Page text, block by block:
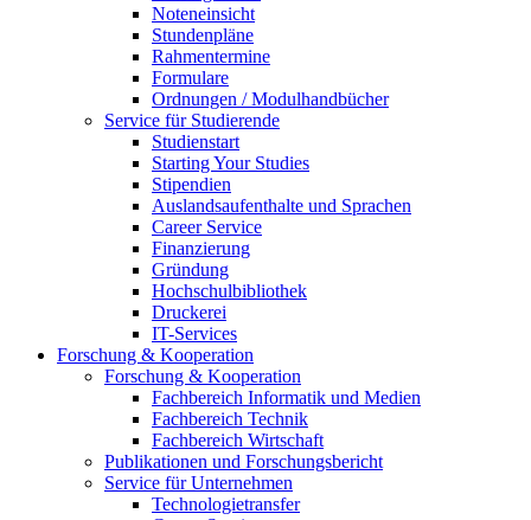
Noteneinsicht
Stundenpläne
Rahmentermine
Formulare
Ordnungen / Modulhandbücher
Service für Studierende
Studienstart
Starting Your Studies
Stipendien
Auslandsaufenthalte und Sprachen
Career Service
Finanzierung
Gründung
Hochschulbibliothek
Druckerei
IT-Services
Forschung & Kooperation
Forschung & Kooperation
Fachbereich Informatik und Medien
Fachbereich Technik
Fachbereich Wirtschaft
Publikationen und Forschungsbericht
Service für Unternehmen
Technologietransfer